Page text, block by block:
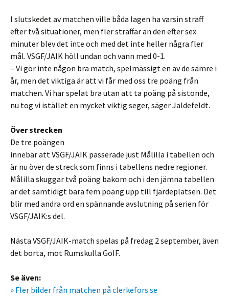
I slutskedet av matchen ville båda lagen ha varsin straff
efter två situationer, men fler straffar än den efter sex
minuter blev det inte och med det inte heller några fler
mål. VSGF/JAIK höll undan och vann med 0-1.
– Vi gör inte någon bra match, spelmässigt en av de sämre i
år, men det viktiga är att vi får med oss tre poäng från
matchen. Vi har spelat bra utan att ta poäng på sistonde,
nu tog vi istället en mycket viktig seger, säger Jaldefeldt.
Över strecken
De tre poängen
innebär att VSGF/JAIK passerade just Målilla i tabellen och
är nu över de streck som finns i tabellens nedre regioner.
Målilla skuggar två poäng bakom och i den jämna tabellen
är det samtidigt bara fem poäng upp till fjärdeplatsen. Det
blir med andra ord en spännande avslutning på serien för
VSGF/JAIK:s del.
Nästa VSGF/JAIK-match spelas på fredag 2 september, även
det borta, mot Rumskulla GoIF.
Se även:
» Fler bilder från matchen på clerkefors.se